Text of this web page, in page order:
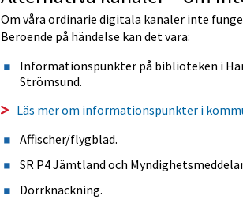
Om våra ordinarie digitala kanaler inte
Beroende på händelse kan det vara:
Informationspunkter på biblioteken i
Strömsund.
Läs mer om informationspunkter i
Affischer/flygblad.
SR P4 Jämtland och
Dörrknackning.